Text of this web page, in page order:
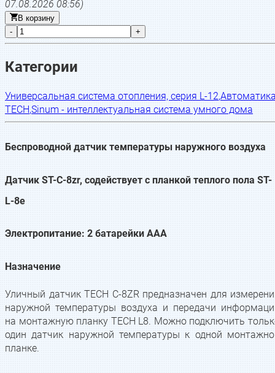
07.08.2026 08:56)
В корзину
-
+
Категории
Универсальная система отопления, серия L-12,
TECH,Sinum - интеллектуальная система умного дома
Беспроводной датчик температуры наружного воздуха
Датчик ST-C-8zr, содействует с планкой теплого пола ST-
L-8e
Электропитание: 2 батарейки AAА
Назначение
Уличный датчик TECH C-8ZR предназначен для
наружной температуры воздуха и передачи
на монтажную планку TECH L8. Можно подключить
один датчик наружной температуры к одной
планке.